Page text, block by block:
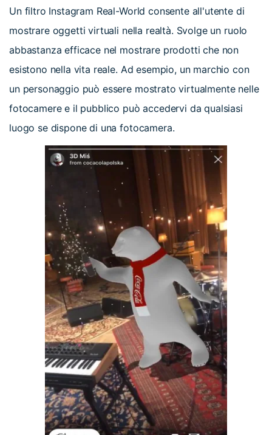
Un filtro Instagram Real-World consente all'utente di
mostrare oggetti virtuali nella realtà. Svolge un ruolo
abbastanza efficace nel mostrare prodotti che non
esistono nella vita reale. Ad esempio, un marchio con
un personaggio può essere mostrato virtualmente nelle
fotocamere e il pubblico può accedervi da qualsiasi
luogo se dispone di una fotocamera.